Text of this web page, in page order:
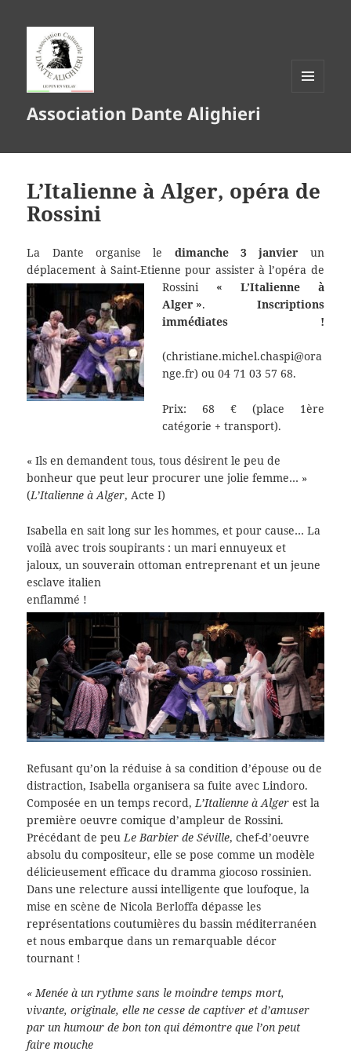
Association Dante Alighieri
L’Italienne à Alger, opéra de
Rossini
La Dante organise le dimanche 3 janvier un
déplacement à Saint-Etienne pour assister à l’opéra de
Rossini « L’Italienne à
Alger ». Inscriptions
immédiates !
(christiane.michel.chaspi@ora
nge.fr) ou 04 71 03 57 68.
Prix: 68 € (place 1ère
catégorie + transport).
« Ils en demandent tous, tous désirent le peu de
bonheur que peut leur procurer une jolie femme… »
(L’Italienne à Alger, Acte I)
Isabella en sait long sur les hommes, et pour cause… La
voilà avec trois soupirants : un mari ennuyeux et
jaloux, un souverain ottoman entreprenant et un jeune
esclave italien
enflammé !
Refusant qu’on la réduise à sa condition d’épouse ou de
distraction, Isabella organisera sa fuite avec Lindoro.
Composée en un temps record, L’Italienne à Alger est la
première oeuvre comique d’ampleur de Rossini.
Précédant de peu Le Barbier de Séville, chef-d’oeuvre
absolu du compositeur, elle se pose comme un modèle
délicieusement efficace du dramma giocoso rossinien.
Dans une relecture aussi intelligente que loufoque, la
mise en scène de Nicola Berloffa dépasse les
représentations coutumières du bassin méditerranéen
et nous embarque dans un remarquable décor
tournant !
« Menée à un rythme sans le moindre temps mort,
vivante, originale, elle ne cesse de captiver et d’amuser
par un humour de bon ton qui démontre que l’on peut
faire mouche